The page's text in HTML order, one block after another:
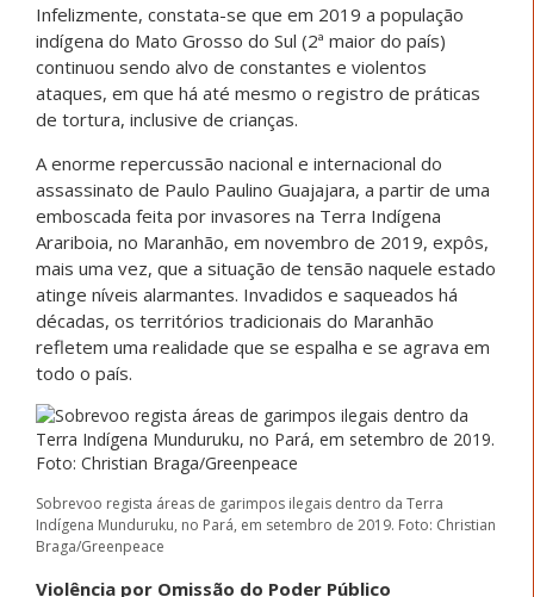
Infelizmente, constata-se que em 2019 a população
indígena do Mato Grosso do Sul (2ª maior do país)
continuou sendo alvo de constantes e violentos
ataques, em que há até mesmo o registro de práticas
de tortura, inclusive de crianças.
A enorme repercussão nacional e internacional do
assassinato de Paulo Paulino Guajajara, a partir de uma
emboscada feita por invasores na Terra Indígena
Arariboia, no Maranhão, em novembro de 2019, expôs,
mais uma vez, que a situação de tensão naquele estado
atinge níveis alarmantes. Invadidos e saqueados há
décadas, os territórios tradicionais do Maranhão
refletem uma realidade que se espalha e se agrava em
todo o país.
Sobrevoo regista áreas de garimpos ilegais dentro da Terra
Indígena Munduruku, no Pará, em setembro de 2019. Foto: Christian
Braga/Greenpeace
Violência por Omissão do Poder Público